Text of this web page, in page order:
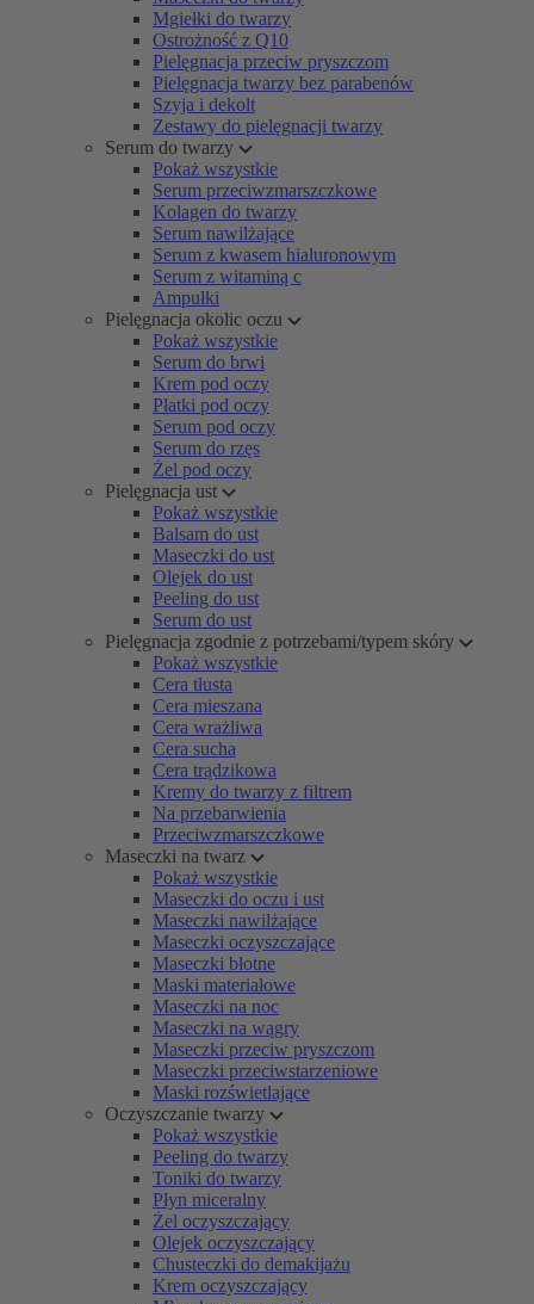
Mgiełki do twarzy
Ostrożność z Q10
Pielęgnacja przeciw pryszczom
Pielęgnacja twarzy bez parabenów
Szyja i dekolt
Zestawy do pielęgnacji twarzy
Serum do twarzy
Pokaż wszystkie
Serum przeciwzmarszczkowe
Kolagen do twarzy
Serum nawilżające
Serum z kwasem hialuronowym
Serum z witaminą c
Ampułki
Pielęgnacja okolic oczu
Pokaż wszystkie
Serum do brwi
Krem pod oczy
Płatki pod oczy
Serum pod oczy
Serum do rzęs
Żel pod oczy
Pielęgnacja ust
Pokaż wszystkie
Balsam do ust
Maseczki do ust
Olejek do ust
Peeling do ust
Serum do ust
Pielęgnacja zgodnie z potrzebami/typem skóry
Pokaż wszystkie
Cera tłusta
Cera mieszana
Cera wrażliwa
Cera sucha
Cera trądzikowa
Kremy do twarzy z filtrem
Na przebarwienia
Przeciwzmarszczkowe
Maseczki na twarz
Pokaż wszystkie
Maseczki do oczu i ust
Maseczki nawilżające
Maseczki oczyszczające
Maseczki błotne
Maski materiałowe
Maseczki na noc
Maseczki na wągry
Maseczki przeciw pryszczom
Maseczki przeciwstarzeniowe
Maski rozświetlające
Oczyszczanie twarzy
Pokaż wszystkie
Peeling do twarzy
Toniki do twarzy
Płyn miceralny
Żel oczyszczający
Olejek oczyszczający
Chusteczki do demakijażu
Krem oczyszczający